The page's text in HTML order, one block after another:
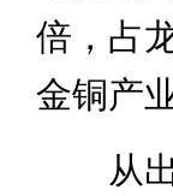
倍，占
金铜产
从出